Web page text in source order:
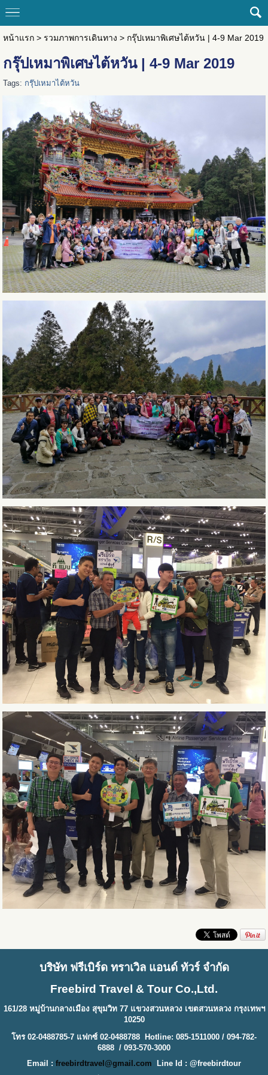
หน้าแรก> รวมภาพการเดินทาง > กรุ๊ปเหมาพิเศษไต้หวัน | 4-9 Mar 2019
กรุ๊ปเหมาพิเศษไต้หวัน | 4-9 Mar 2019
Tags: กรุ๊ปเหมาไต้หวัน
บริษัท ฟรีเบิร์ด ทราเวิล แอนด์ ทัวร์ จำกัด
Freebird Travel & Tour Co.,Ltd.
161/28 หมู่บ้านกลางเมือง สุขุมวิท 77 แขวงสวนหลวง เขตสวนหลวง กรุงเทพฯ
10250
โทร 02-0488785-7 แฟกซ์ 02-0488788 Hotline: 085-1511000 / 094-782-
6888 / 093-570-3000
Email : freebirdtravel@gmail.com Line Id : @freebirdtour